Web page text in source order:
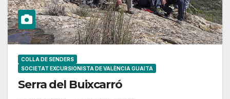
COLLA DE SENDERS
SOCIETAT EXCURSIONISTA DE VALÈNCIA GUAITA
Serra del Buixcarró